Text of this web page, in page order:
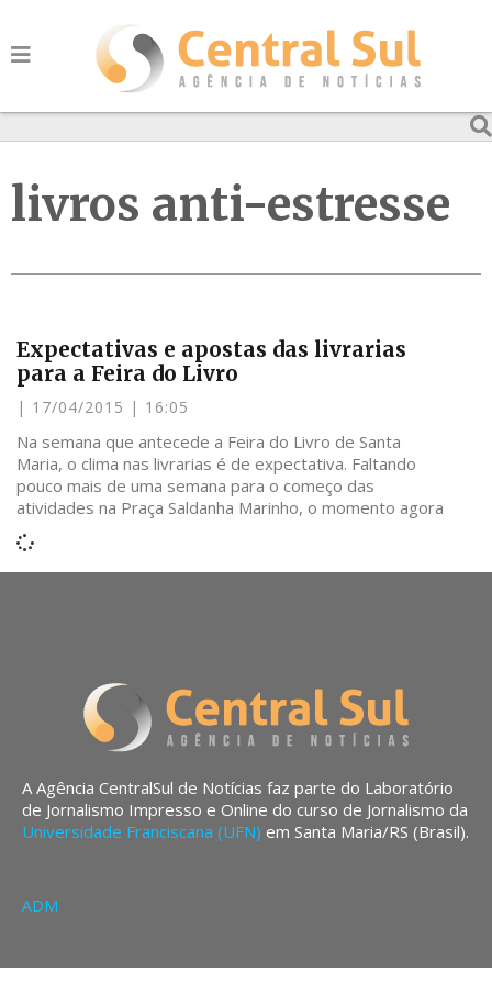
livros anti-estresse
Expectativas e apostas das livrarias
para a Feira do Livro
17/04/2015 16:05
Na semana que antecede a Feira do Livro de Santa
Maria, o clima nas livrarias é de expectativa. Faltando
pouco mais de uma semana para o começo das
atividades na Praça Saldanha Marinho, o momento agora
A Agência CentralSul de Notícias faz parte do Laboratório
de Jornalismo Impresso e Online do curso de Jornalismo da
Universidade Franciscana (UFN) em Santa Maria/RS (Brasil).
ADM